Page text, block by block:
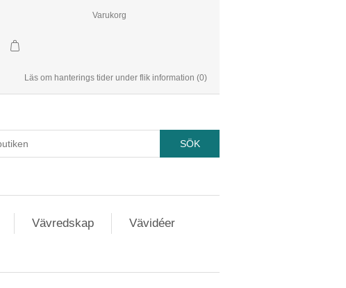
Varukorg
Läs om hanterings tider under flik information (0)
Vävredskap
Vävidéer